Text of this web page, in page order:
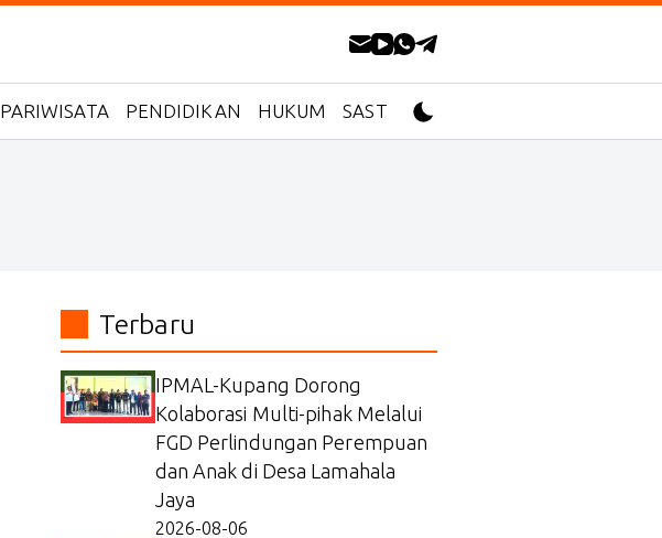
PARIWISATA PENDIDIKAN HUKUM SASTRA
Terbaru
IPMAL-Kupang Dorong
Kolaborasi Multi-pihak Melalui
FGD Perlindungan Perempuan
dan Anak di Desa Lamahala
Jaya
2026-08-06